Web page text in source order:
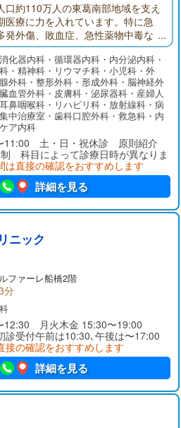
約110万人の東葛南部地域を支え
医療に力を入れています。特に急
外傷、敗血症、急性薬物中毒な
に対応し、その後の集中治療まで
るのが特徴です。質が高く密度の
急性期リハビリ、回復期・療養型
て患者さんが切れ目なく円滑に移
す。
化器内科・循環器内科・内分泌内科・
・精神科・リウマチ科・小児科・外
外科・整形外科・形成外科・脳神経外
血管外科・皮膚科・泌尿器科・産婦人
鼻咽喉科・リハビリ科・放射線科・病
中治療室・歯科口腔外科・救急科・内
ア内科
11:00 土・日・祝休診 原則紹介
科目によって診療日時が異なりま
は直接の確認をおすすめします
詳細を見る
ニック
ファーレ船橋2階
分
12:30 月火木金 15:30〜19:00
受付午前は10:30､午後は〜17:00
接の確認をおすすめします
詳細を見る